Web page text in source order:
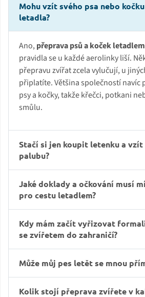
Mohu vzít svého psa nebo
letadla?
Ano, přeprava psů a koček
pravidla se u každé aerolinky liší.
přepravu zvířat zcela vylučují, u
připlatíte. Většina společností navíc
psy a kočky, takže křečci, potkani
smůlu.
Stačí si jen koupit letenku a vzít
palubu?
Jaké doklady a očkování musí
pro cestu letadlem?
Kdy mám začít vyřizovat
se zvířetem do zahraničí?
Může můj pes letět se mnou
Kolik stojí přeprava zvířete v